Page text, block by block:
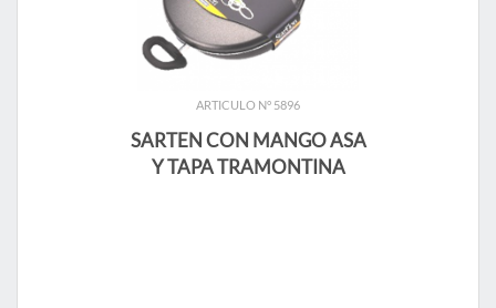
ARTICULO N° 5896
SARTEN CON MANGO ASA
Y TAPA TRAMONTINA